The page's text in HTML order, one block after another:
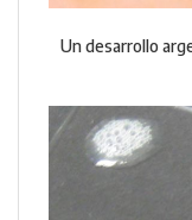
Un desarrollo